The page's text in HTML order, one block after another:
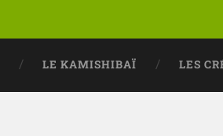
LE KAMISHIBAÏ LES